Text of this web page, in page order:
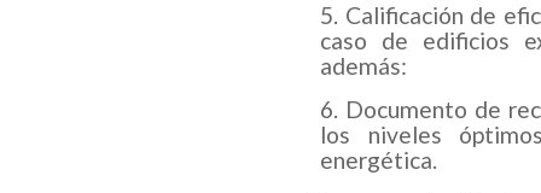
Calificación de
caso de edificios
además:
Documento de
los niveles
energética.